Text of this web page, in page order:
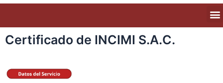
Certificado de INCIMI S.A.C.